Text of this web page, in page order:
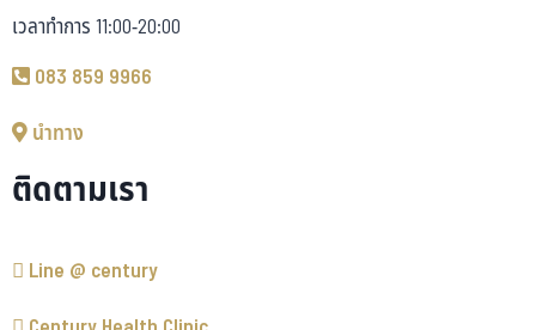
เวลาทำการ 11:00-20:00
083 859 9966
นำทาง
ติดตามเรา
Line @ century